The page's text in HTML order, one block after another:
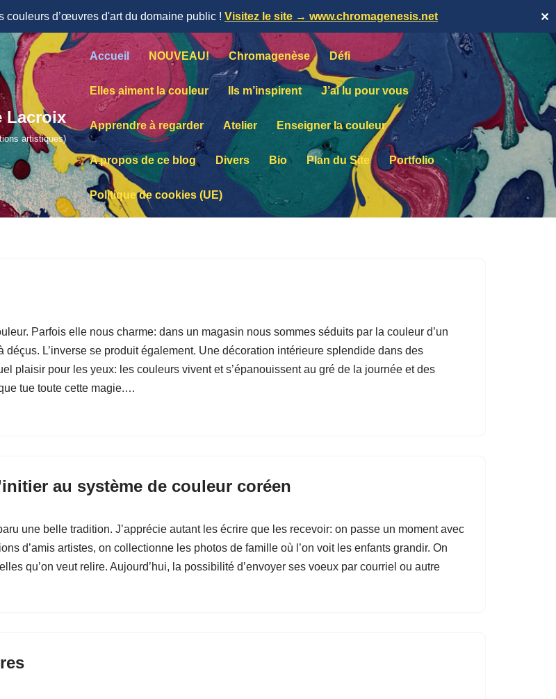
couleurs d’œuvres d'art du domaine public ! Visitez le site → www.chromagenesis.net ✕
Lacroix
artistiques)
Accueil NOUVEAU! Chromagenèse Défi
Elles aiment la couleur Ils m’inspirent J’ai lu pour vous
Apprendre à regarder Atelier Enseigner la couleur
A propos de ce blog Divers Bio Plan du Site Portfolio
Politique de cookies (UE)
Parfois elle nous charme: dans un magasin nous sommes séduits par la couleur d’un
L’inverse se produit également. Une décoration intérieure splendide dans des
plaisir pour les yeux: les couleurs vivent et s’épanouissent au gré de la journée et des
tue toute cette magie.…
au système de couleur coréen
une belle tradition. J’apprécie autant les écrire que les recevoir: on passe un moment avec
d’amis artistes, on collectionne les photos de famille où l’on voit les enfants grandir. On
qu’on veut relire. Aujourd’hui, la possibilité d’envoyer ses voeux par courriel ou autre